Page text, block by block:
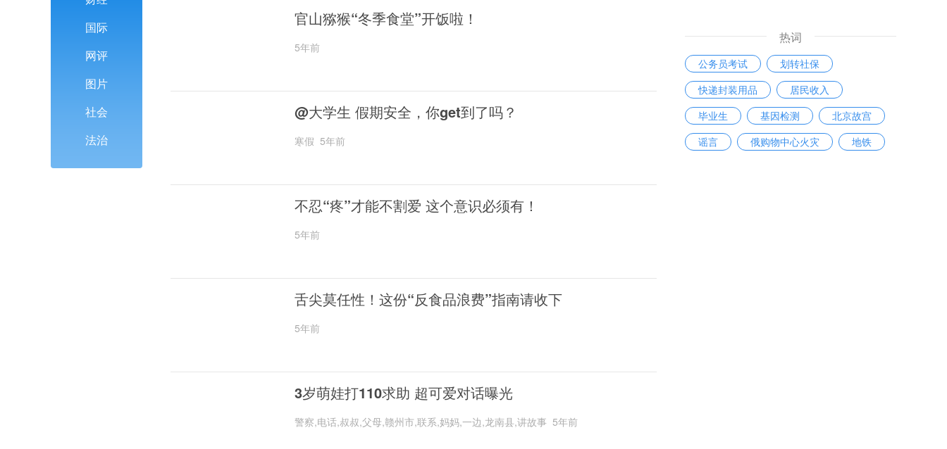
国际
网评
图片
社会
法治
官山猕猴“冬季食堂”开饭啦！
5年前
@大学生 假期安全，你get到了吗？
寒假 5年前
不忍“疼”才能不割爱 这个意识必须有！
5年前
舌尖莫任性！这份“反食品浪费”指南请收下
5年前
3岁萌娃打110求助 超可爱对话曝光
警察,电话,叔叔,父母,赣州市,联系,妈妈,一边,龙南县,讲故事 5年前
热词
公务员考试
划转社保
快递封装用品
居民收入
毕业生
基因检测
北京故宫
谣言
俄购物中心火灾 地铁